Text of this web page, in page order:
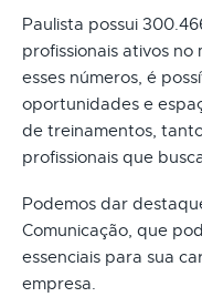
Paulista possui
profissionais ativos
esses números, é
oportunidades e
de treinamentos,
profissionais que
Podemos dar
Comunicação, que
essenciais para sua
empresa.